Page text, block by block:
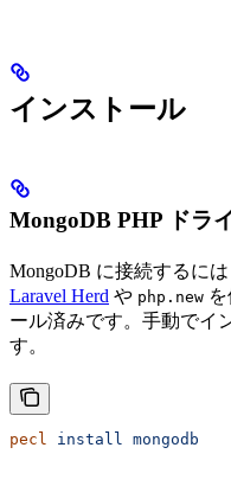
インストール
MongoDB PHP ドラ
MongoDB に接続するには
Laravel Herd や php.new
ール済みです。手動でイ
す。
pecl install mongodb